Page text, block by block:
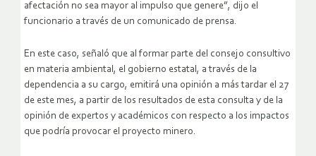
afectación no sea mayor al impulso que genere”, dijo el
funcionario a través de un comunicado de prensa.
En este caso, señaló que al formar parte del consejo consultivo
en materia ambiental, el gobierno estatal, a través de la
dependencia a su cargo, emitirá una opinión a más tardar el 27
de este mes, a partir de los resultados de esta consulta y de la
opinión de expertos y académicos con respecto a los impactos
que podría provocar el proyecto minero.